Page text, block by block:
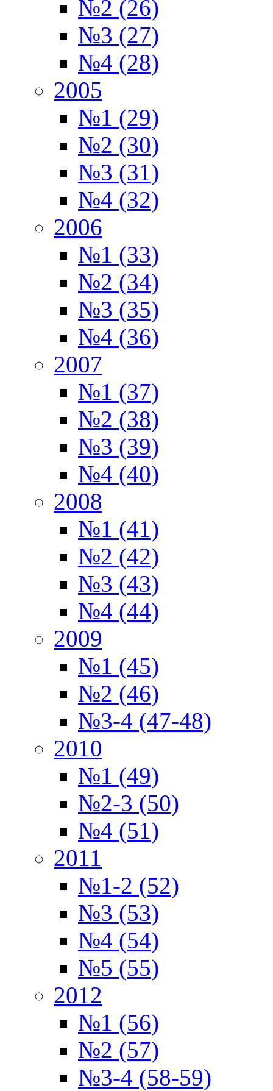
№2 (26)
№3 (27)
№4 (28)
2005
№1 (29)
№2 (30)
№3 (31)
№4 (32)
2006
№1 (33)
№2 (34)
№3 (35)
№4 (36)
2007
№1 (37)
№2 (38)
№3 (39)
№4 (40)
2008
№1 (41)
№2 (42)
№3 (43)
№4 (44)
2009
№1 (45)
№2 (46)
№3-4 (47-48)
2010
№1 (49)
№2-3 (50)
№4 (51)
2011
№1-2 (52)
№3 (53)
№4 (54)
№5 (55)
2012
№1 (56)
№2 (57)
№3-4 (58-59)